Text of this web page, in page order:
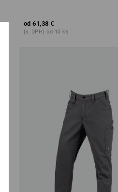
od 61,38 €
(v. DPH) od 10 ks